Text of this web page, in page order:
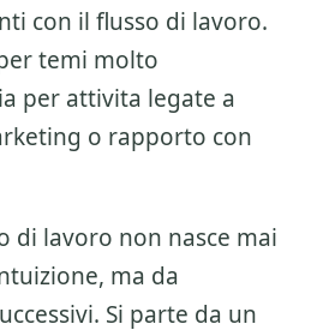
con il flusso di lavoro.
temi molto
per attivita legate a
o rapporto con
di lavoro non nasce mai
ma da
Si parte da un